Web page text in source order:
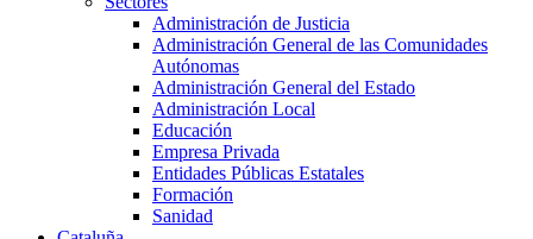
Administración de Justicia
Administración General de las Comunidades
Autónomas
Administración General del Estado
Administración Local
Educación
Empresa Privada
Entidades Públicas Estatales
Formación
Sanidad